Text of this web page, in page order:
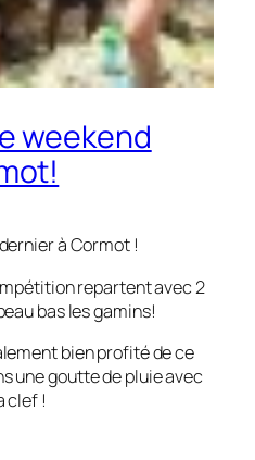
weekend
à Cormot !
repartent avec 2
bas les gamins!
bien profité de ce
une goutte de pluie avec
clef !